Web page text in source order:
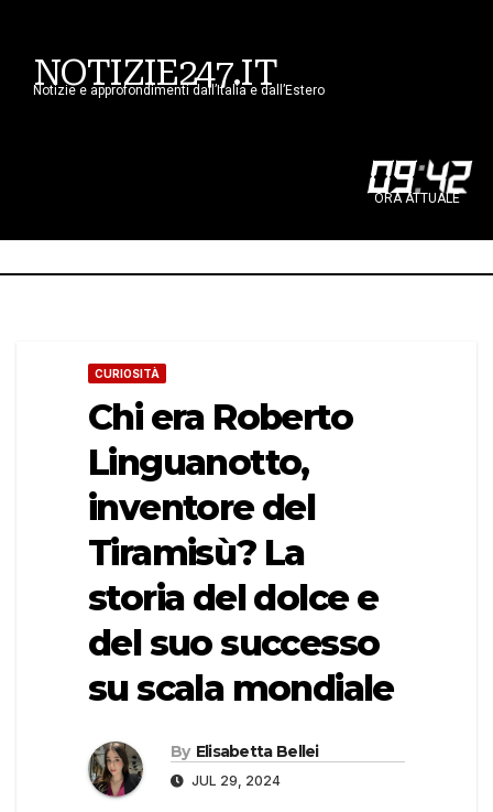
NOTIZIE247.IT
Notizie e approfondimenti dall’Italia e dall’Estero
09:42
ORA ATTUALE
CURIOSITÀ
Chi era Roberto
Linguanotto,
inventore del
Tiramisù? La
storia del dolce e
del suo successo
su scala mondiale
By Elisabetta Bellei
JUL 29, 2024